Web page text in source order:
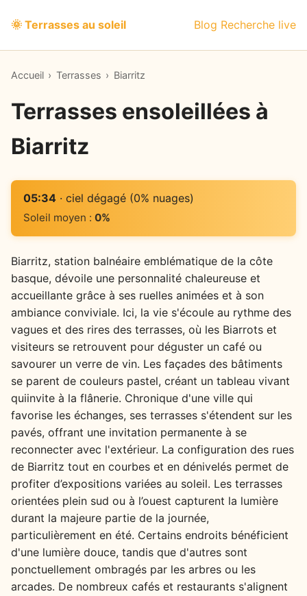
🌞 Terrasses au soleil Blog Recherche live
Accueil › Terrasses › Biarritz
Terrasses ensoleillées à
Biarritz
05:34· ciel dégagé (0% nuages)
Soleil moyen : 0%
Biarritz, station balnéaire emblématique de la côte
basque, dévoile une personnalité chaleureuse et
accueillante grâce à ses ruelles animées et à son
ambiance conviviale. Ici, la vie s'écoule au rythme des
vagues et des rires des terrasses, où les Biarrots et
visiteurs se retrouvent pour déguster un café ou
savourer un verre de vin. Les façades des bâtiments
se parent de couleurs pastel, créant un tableau vivant
quiinvite à la flânerie. Chronique d'une ville qui
favorise les échanges, ses terrasses s'étendent sur les
pavés, offrant une invitation permanente à se
reconnecter avec l'extérieur. La configuration des rues
de Biarritz tout en courbes et en dénivelés permet de
profiter d’expositions variées au soleil. Les terrasses
orientées plein sud ou à l’ouest capturent la lumière
durant la majeure partie de la journée,
particulièrement en été. Certains endroits bénéficient
d'une lumière douce, tandis que d'autres sont
ponctuellement ombragés par les arbres ou les
arcades. De nombreux cafés et restaurants s'alignent